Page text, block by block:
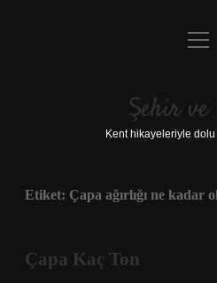
Yasal
Şehir
Kent hikayeleriyle
Etiket: Çapa ağırlığı ne kadar
Çapa Kaç Ton